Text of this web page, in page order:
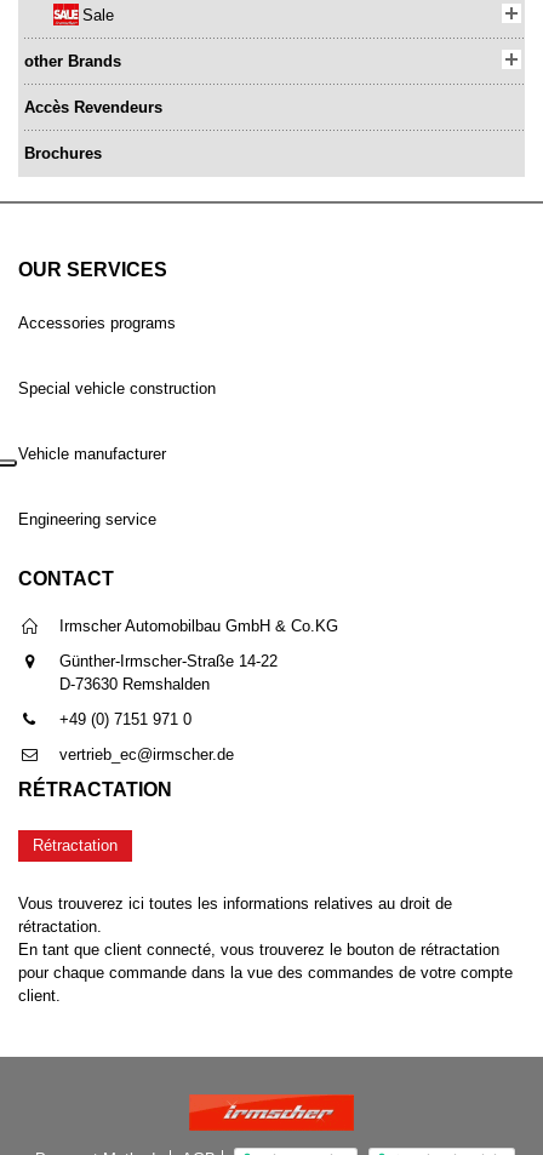
Sale
other Brands
Accès Revendeurs
Brochures
OUR SERVICES
Accessories programs
Special vehicle construction
Vehicle manufacturer
Engineering service
CONTACT
Irmscher Automobilbau GmbH & Co.KG
Günther-Irmscher-Straße 14-22
D-73630 Remshalden
+49 (0) 7151 971 0
vertrieb_ec@irmscher.de
RÉTRACTATION
Rétractation
Vous trouverez ici toutes les informations relatives au droit de
rétractation.
En tant que client connecté, vous trouverez le bouton de rétractation
pour chaque commande dans la vue des commandes de votre compte
client.